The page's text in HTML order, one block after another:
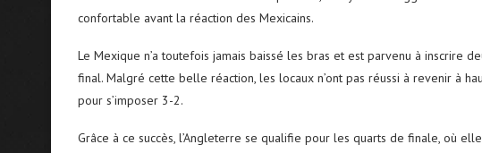
confortable avant la réaction des Mexicains.
Le Mexique n’a toutefois jamais baissé les bras et est parvenu à inscrire
final. Malgré cette belle réaction, les locaux n’ont pas réussi à revenir à
pour s’imposer 3-2.
Grâce à ce succès, l’Angleterre se qualifie pour les quarts de finale, où